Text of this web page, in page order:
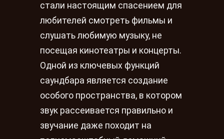
стали настоящим спасением для
любителей смотреть фильмы и
слушать любимую музыку, не
посещая кинотеатры и концерты.
Одной из ключевых функций
саундбара является создание
особого пространства, в котором
звук рассеивается правильно и
звучание даже походит на